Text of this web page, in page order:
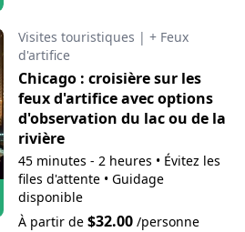
Visites touristiques | + Feux
d'artifice
Chicago : croisière sur les
feux d'artifice avec options
d'observation du lac ou de la
rivière
45 minutes - 2 heures • Évitez les
files d'attente • Guidage
disponible
À partir de $32.00/personne